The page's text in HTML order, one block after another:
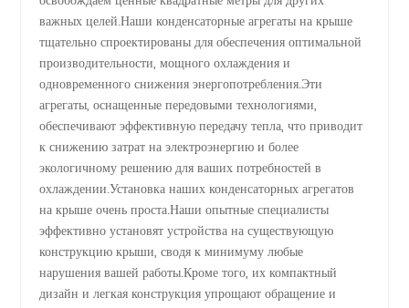
важных целей.Наши конденсаторные агрегаты на крыше
тщательно спроектированы для обеспечения оптимальной
производительности, мощного охлаждения и
одновременного снижения энергопотребления.Эти
агрегаты, оснащенные передовыми технологиями,
обеспечивают эффективную передачу тепла, что приводит
к снижению затрат на электроэнергию и более
экологичному решению для ваших потребностей в
охлаждении.Установка наших конденсаторных агрегатов
на крыше очень проста.Наши опытные специалисты
эффективно установят устройства на существующую
конструкцию крыши, сводя к минимуму любые
нарушения вашей работы.Кроме того, их компактный
дизайн и легкая конструкция упрощают обращение и